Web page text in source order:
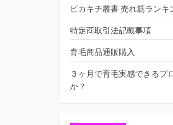
ピカキチ叢書 売れ筋ランキ
特定商取引法記載事項
育毛商品通販購入
３ヶ月で育毛実感できるプ
か？